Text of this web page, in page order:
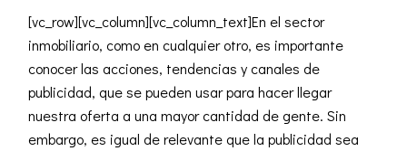
[vc_row][vc_column][vc_column_text]En el sector
inmobiliario, como en cualquier otro, es importante
conocer las acciones, tendencias y canales de
publicidad, que se pueden usar para hacer llegar
nuestra oferta a una mayor cantidad de gente. Sin
embargo, es igual de relevante que la publicidad sea